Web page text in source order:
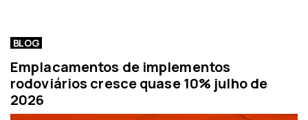
BLOG
Emplacamentos de implementos
rodoviários cresce quase 10% julho de
2026